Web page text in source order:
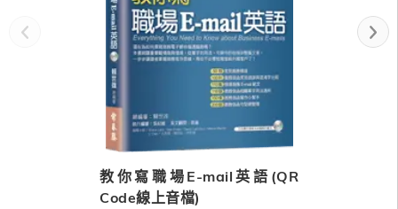
教你寫職場E-mail英語(QR
Code線上音檔)